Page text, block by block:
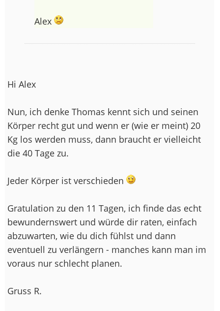
Alex
Hi Alex
Nun, ich denke Thomas kennt sich und seinen
Körper recht gut und wenn er (wie er meint) 20
Kg los werden muss, dann braucht er vielleicht
die 40 Tage zu.
Jeder Körper ist verschieden
Gratulation zu den 11 Tagen, ich finde das echt
bewundernswert und würde dir raten, einfach
abzuwarten, wie du dich fühlst und dann
eventuell zu verlängern - manches kann man im
voraus nur schlecht planen.
Gruss R.